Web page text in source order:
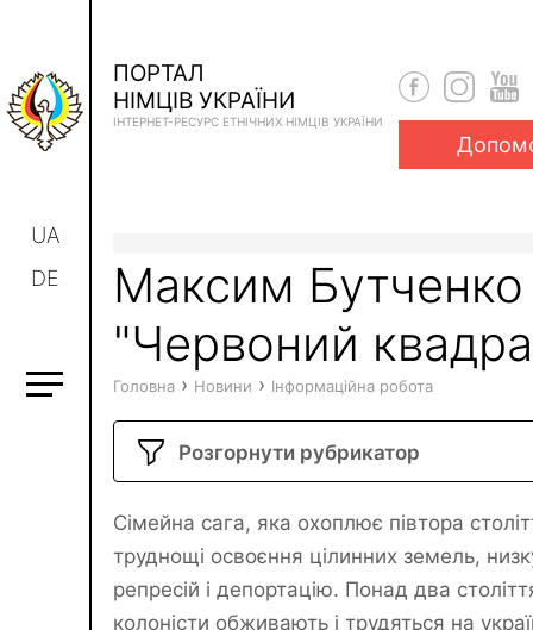
UA
DE
ПОРТАЛ
НІМЦІВ УКРАЇНИ
ІНТЕРНЕТ-РЕСУРС ЕТНІЧНИХ НІМЦІВ УКРАЇНИ
Максим Бутченко
"Червоний
Головна › Новини › Інформаційна робота
Розгорнути рубрикатор
Сімейна сага, яка охоплює півтора
труднощі освоєння цілинних земель,
репресій і депортацію. Понад два
колоністи обживають і трудяться на